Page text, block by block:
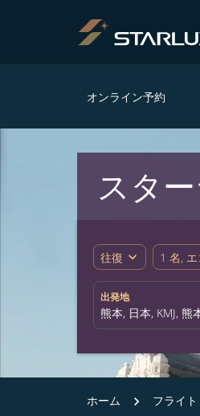
オンライン予約
スタ
往復 expand_more 1 名,
出発地
ホーム フライト